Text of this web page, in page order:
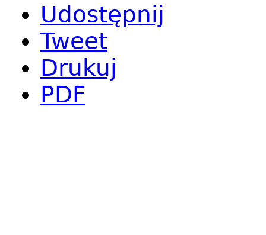
Udostępnij
Tweet
Drukuj
PDF